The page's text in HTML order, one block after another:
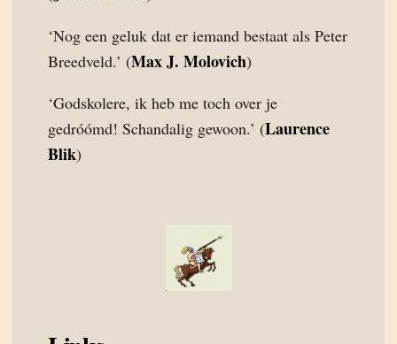
‘Nog een geluk dat er iemand bestaat als Peter
Breedveld.’ (Max J. Molovich)
‘Godskolere, ik heb me toch over je
gedróómd! Schandalig gewoon.’ (Laurence
Blik)